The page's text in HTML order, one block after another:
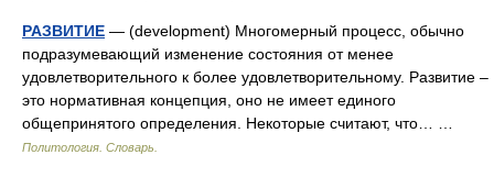
РАЗВИТИЕ — (development) Многомерный процесс, обычно
подразумевающий изменение состояния от менее
удовлетворительного к более удовлетворительному. Развитие –
это нормативная концепция, оно не имеет единого
общепринятого определения. Некоторые считают, что… …
Политология. Словарь.